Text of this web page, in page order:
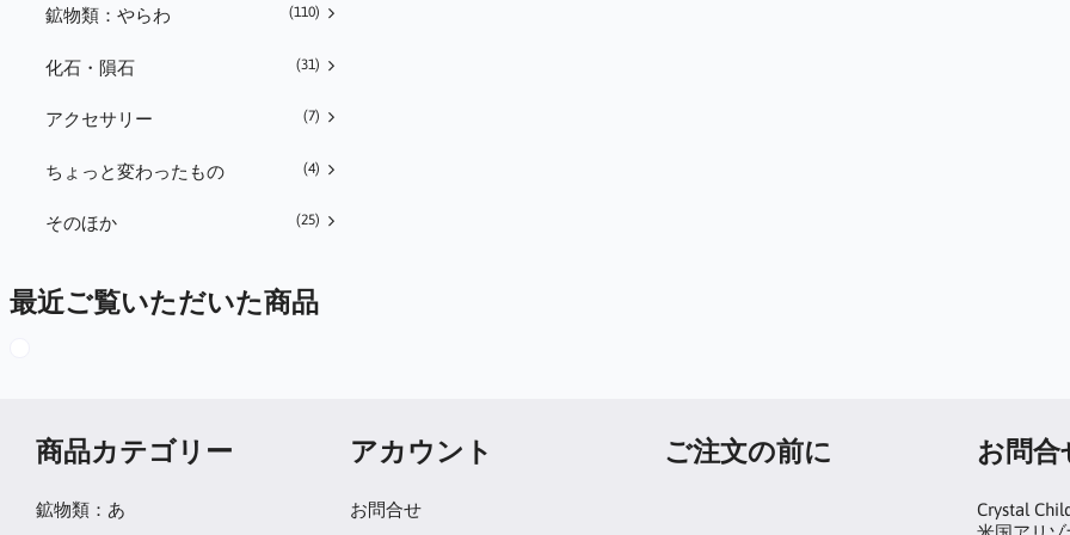
鉱物類：やらわ (110)
化石・隕石 (31)
アクセサリー (7)
ちょっと変わったもの (4)
そのほか (25)
最近ご覧いただいた商品
商品カテゴリー
鉱物類：あ
アカウント
お問合せ
ご注文の前に お問合
Crystal